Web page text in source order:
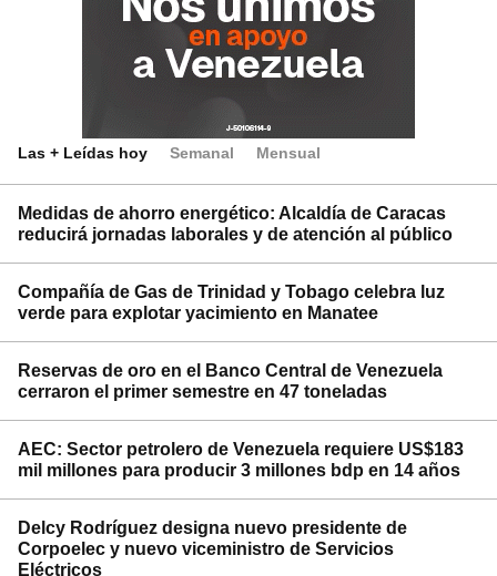
Las + Leídas hoy Semanal Mensual
Medidas de ahorro energético: Alcaldía de Caracas
reducirá jornadas laborales y de atención al público
Compañía de Gas de Trinidad y Tobago celebra luz
verde para explotar yacimiento en Manatee
Reservas de oro en el Banco Central de Venezuela
cerraron el primer semestre en 47 toneladas
AEC: Sector petrolero de Venezuela requiere US$183
mil millones para producir 3 millones bdp en 14 años
Delcy Rodríguez designa nuevo presidente de
Corpoelec y nuevo viceministro de Servicios
Eléctricos